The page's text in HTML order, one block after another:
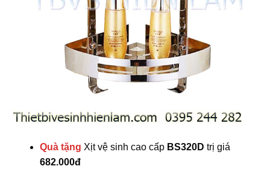
Quà tặng Xịt vệ sinh cao cấp BS320D trị giá
682.000đ